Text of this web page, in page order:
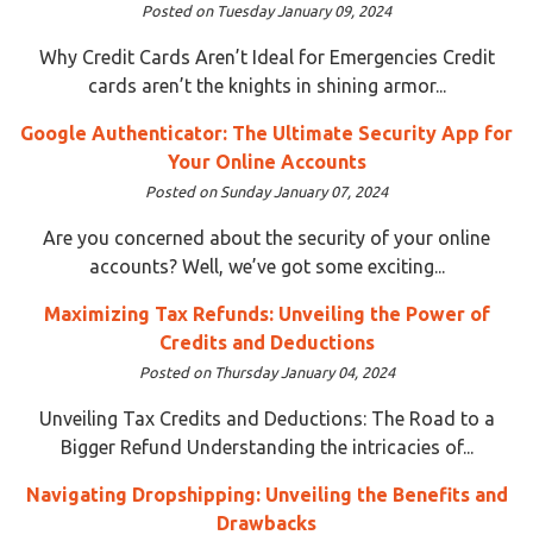
Posted on Tuesday January 09, 2024
Why Credit Cards Aren’t Ideal for Emergencies Credit
cards aren’t the knights in shining armor...
Google Authenticator: The Ultimate Security App for
Your Online Accounts
Posted on Sunday January 07, 2024
Are you concerned about the security of your online
accounts? Well, we’ve got some exciting...
Maximizing Tax Refunds: Unveiling the Power of
Credits and Deductions
Posted on Thursday January 04, 2024
Unveiling Tax Credits and Deductions: The Road to a
Bigger Refund Understanding the intricacies of...
Navigating Dropshipping: Unveiling the Benefits and
Drawbacks